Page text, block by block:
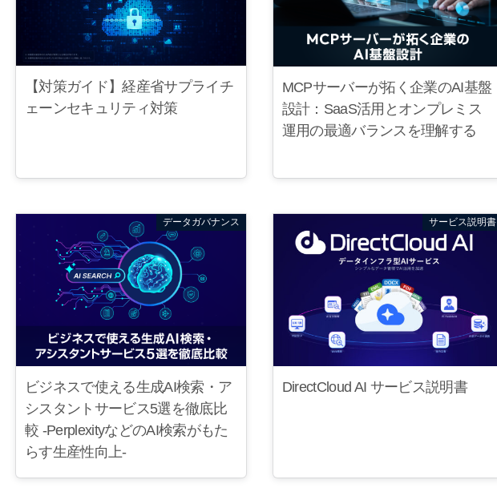
【対策ガイド】経産省サプライチ
ェーンセキュリティ対策
MCPサーバーが拓く企業のAI基盤
設計：SaaS活用とオンプレミス
運用の最適バランスを理解する
データガバナンス
ビジネスで使える生成AI検索・ア
シスタントサービス5選を徹底比
較 -PerplexityなどのAI検索がもた
らす生産性向上-
サービス説明書
DirectCloud AI サービス説明書